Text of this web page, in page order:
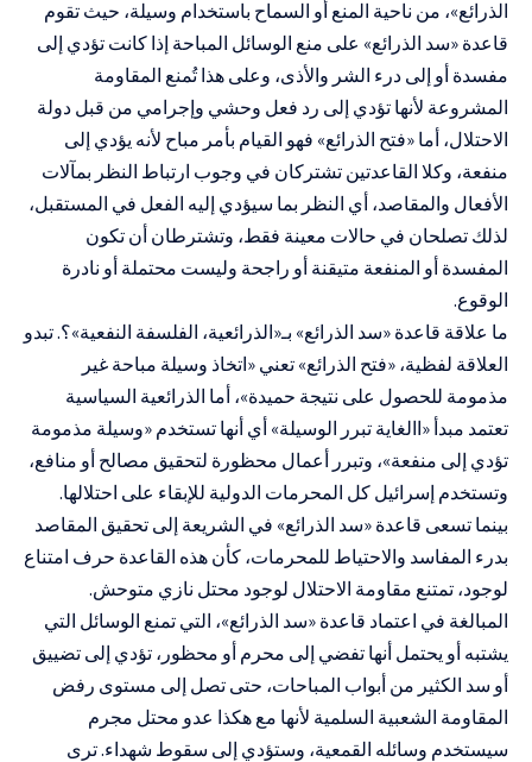
الذرائع»، من ناحية المنع أو السماح باستخدام وسيلة، حيث تقوم
قاعدة «سد الذرائع» على منع الوسائل المباحة إذا كانت تؤدي إلى
مفسدة أو إلى درء الشر والأذى، وعلى هذا تُمنع المقاومة
المشروعة لأنها تؤدي إلى رد فعل وحشي وإجرامي من قبل دولة
الاحتلال، أما «فتح الذرائع» فهو القيام بأمر مباح لأنه يؤدي إلى
منفعة، وكلا القاعدتين تشتركان في وجوب ارتباط النظر بمآلات
الأفعال والمقاصد، أي النظر بما سيؤدي إليه الفعل في المستقبل،
لذلك تصلحان في حالات معينة فقط، وتشترطان أن تكون
المفسدة أو المنفعة متيقنة أو راجحة وليست محتملة أو نادرة
الوقوع.
ما علاقة قاعدة «سد الذرائع» بـ«الذرائعية، الفلسفة النفعية»؟. تبدو
العلاقة لفظية، «فتح الذرائع» تعني «اتخاذ وسيلة مباحة غير
مذمومة للحصول على نتيجة حميدة»، أما الذرائعية السياسية
تعتمد مبدأ «االغاية تبرر الوسيلة» أي أنها تستخدم «وسيلة مذمومة
تؤدي إلى منفعة»، وتبرر أعمال محظورة لتحقيق مصالح أو منافع،
وتستخدم إسرائيل كل المحرمات الدولية للإبقاء على احتلالها.
بينما تسعى قاعدة «سد الذرائع» في الشريعة إلى تحقيق المقاصد
بدرء المفاسد والاحتياط للمحرمات، كأن هذه القاعدة حرف امتناع
لوجود، تمتنع مقاومة الاحتلال لوجود محتل نازي متوحش.
المبالغة في اعتماد قاعدة «سد الذرائع»، التي تمنع الوسائل التي
يشتبه أو يحتمل أنها تفضي إلى محرم أو محظور، تؤدي إلى تضييق
أو سد الكثير من أبواب المباحات، حتى تصل إلى مستوى رفض
المقاومة الشعبية السلمية لأنها مع هكذا عدو محتل مجرم
سيستخدم وسائله القمعية، وستؤدي إلى سقوط شهداء. ترى